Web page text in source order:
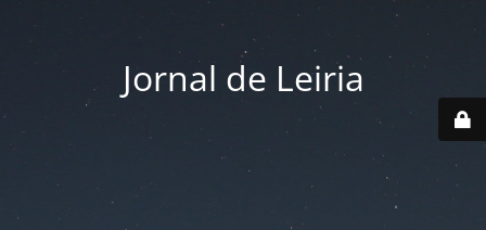
Jornal de Leiria